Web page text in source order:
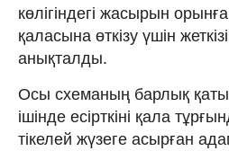
көлігіндегі жасырын
қаласына өткізу үшін
анықталды.
Осы схеманың барлық
ішінде есірткіні қала
тікелей жүзеге асырған